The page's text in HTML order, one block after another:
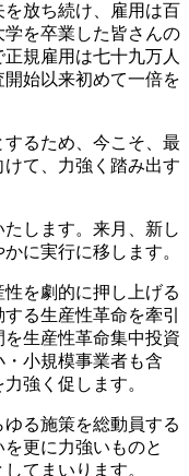
放ち続け、雇用は百
を卒業した皆さんの
規雇用は七十九万人
始以来初めて一倍を
るため、今こそ、最
て、力強く踏み出す
します。来月、新し
に実行に移します。
を劇的に押し上げる
る生産性革命を牽引
生産性革命集中投資
小規模事業者も含
強く促します。
る施策を総動員する
更に力強いものと
てまいります。